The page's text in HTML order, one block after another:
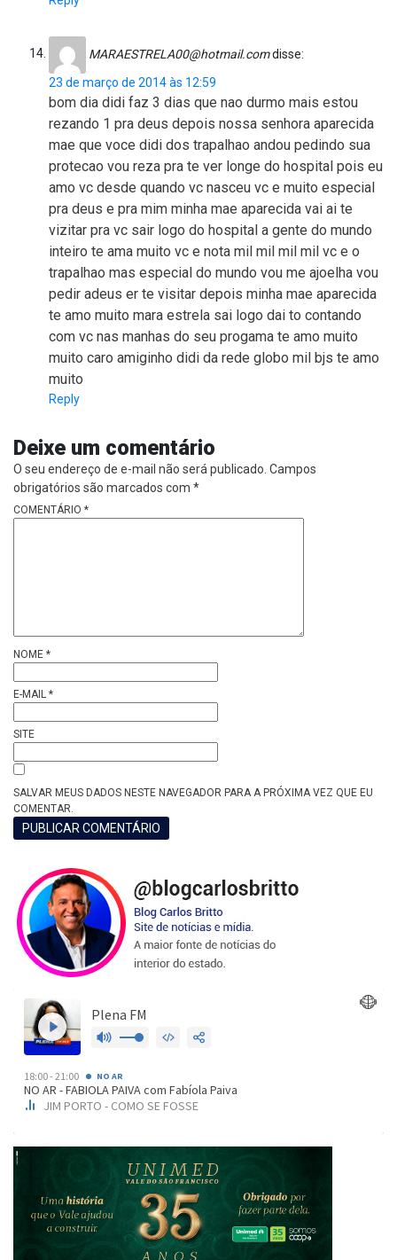
MARAESTRELA00@hotmail.comdisse:
23 de março de 2014 às 12:59
bom dia didi faz 3 dias que nao durmo mais estou
rezando 1 pra deus depois nossa senhora aparecida
mae que voce didi dos trapalhao andou pedindo sua
protecao vou reza pra te ver longe do hospital pois eu
amo vc desde quando vc nasceu vc e muito especial
pra deus e pra mim minha mae aparecida vai ai te
vizitar pra vc sair logo do hospital a gente do mundo
inteiro te ama muito vc e nota mil mil mil mil vc e o
trapalhao mas especial do mundo vou me ajoelha vou
pedir adeus er te visitar depois minha mae aparecida
te amo muito mara estrela sai logo dai to contando
com vc nas manhas do seu progama te amo muito
muito caro amiginho didi da rede globo mil bjs te amo
muito
Reply
Deixe um comentário
O seu endereço de e-mail não será publicado. Campos
obrigatórios são marcados com *
COMENTÁRIO *
NOME *
E-MAIL *
SITE
SALVAR MEUS DADOS NESTE NAVEGADOR PARA A PRÓXIMA VEZ QUE EU
COMENTAR.